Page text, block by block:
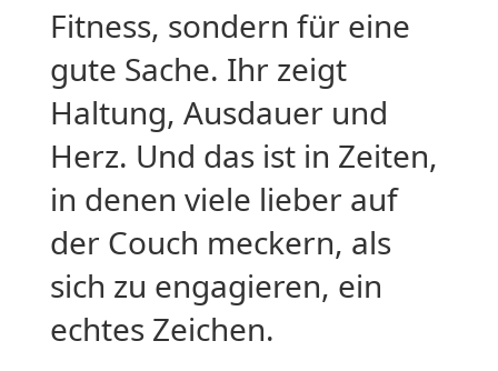
Fitness, sondern für eine
gute Sache. Ihr zeigt
Haltung, Ausdauer und
Herz. Und das ist in Zeiten,
in denen viele lieber auf
der Couch meckern, als
sich zu engagieren, ein
echtes Zeichen.